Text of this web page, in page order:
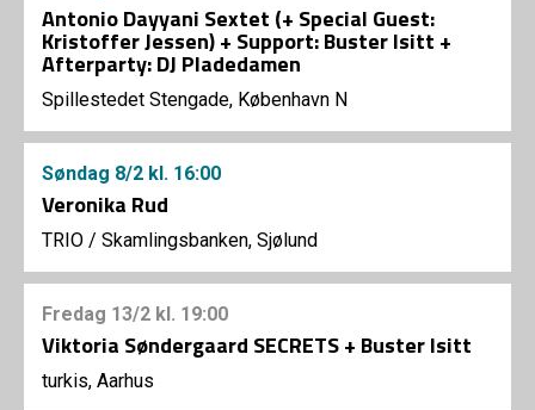
Antonio Dayyani Sextet (+ Special Guest:
Kristoffer Jessen) + Support: Buster Isitt +
Afterparty: DJ Pladedamen
Spillestedet Stengade, København N
Søndag 8/2 kl. 16:00
Veronika Rud
TRIO / Skamlingsbanken, Sjølund
Fredag 13/2 kl. 19:00
Viktoria Søndergaard SECRETS + Buster Isitt
turkis, Aarhus